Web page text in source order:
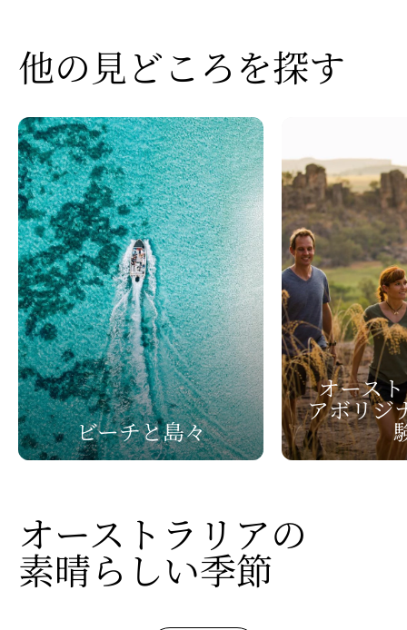
他の ​見どころを​探す
ビーチと​島々​​​
オース
アボリジ
オーストラリアの
素晴らしい​季節